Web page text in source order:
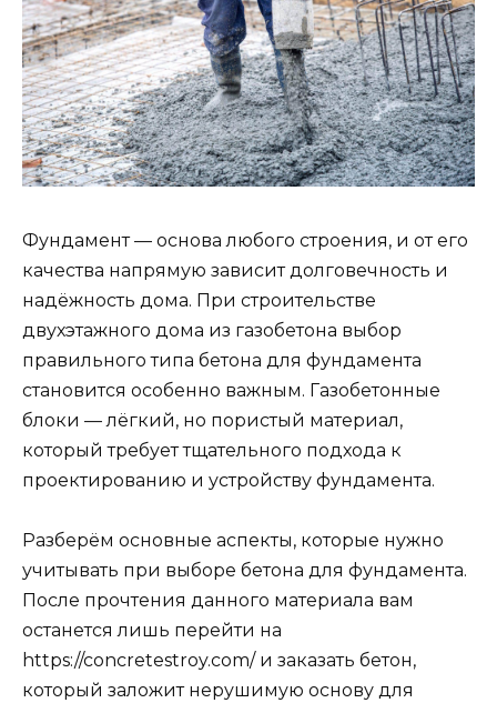
Фундамент — основа любого строения, и от его
качества напрямую зависит долговечность и
надёжность дома. При строительстве
двухэтажного дома из газобетона выбор
правильного типа бетона для фундамента
становится особенно важным. Газобетонные
блоки — лёгкий, но пористый материал,
который требует тщательного подхода к
проектированию и устройству фундамента.
Разберём основные аспекты, которые нужно
учитывать при выборе бетона для фундамента.
После прочтения данного материала вам
останется лишь перейти на
https://concretestroy.com/ и заказать бетон,
который заложит нерушимую основу для